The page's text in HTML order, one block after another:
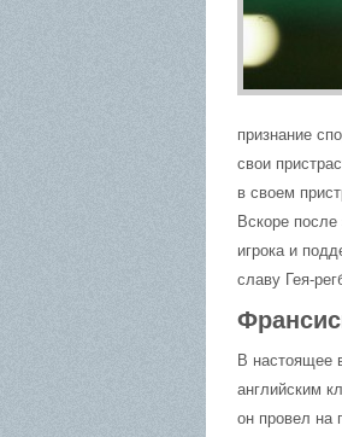
признание
свои
в своем
Вскоре
игрока и
славу Гея-
В настоящее
английским
он провел на